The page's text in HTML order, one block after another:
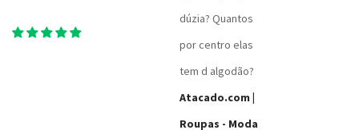
dúzia? Quantos
por centro elas
tem d algodão?